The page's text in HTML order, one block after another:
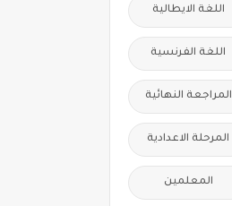
اللغة الايطالية
اللغة الفرنسية
المراجعة النهائية
المرحلة الاعدادية
المعلمين